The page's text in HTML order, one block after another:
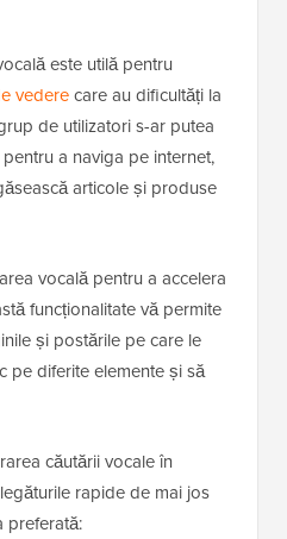
este utilă pentru
vederecare au dificultăți la
de utilizatori s-ar putea
a naviga pe internet,
articole și produse
vocală pentru a accelera
funcționalitate vă permite
și postările pe care le
pe diferite elemente și să
căutării vocale în
rapide de mai jos
preferată: